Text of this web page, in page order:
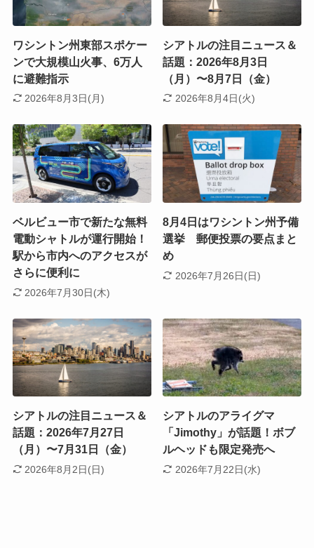
ワシントン州東部スポケー
ンで大規模山火事、6万人
に避難指示
2026年8月3日(月)
シアトルの注目ニュース＆
話題：2026年8月3日
（月）〜8月7日（金）
2026年8月4日(火)
ベルビュー市で新たな無料
電動シャトルが運行開始！
駅から市内へのアクセスが
さらに便利に
2026年7月30日(木)
8月4日はワシントン州予備
選挙 郵便投票の要点まと
め
2026年7月26日(日)
シアトルの注目ニュース＆
話題：2026年7月27日
（月）〜7月31日（金）
2026年8月2日(日)
シアトルのアライグマ
「Jimothy」が話題！ボブ
ルヘッドも限定発売へ
2026年7月22日(水)